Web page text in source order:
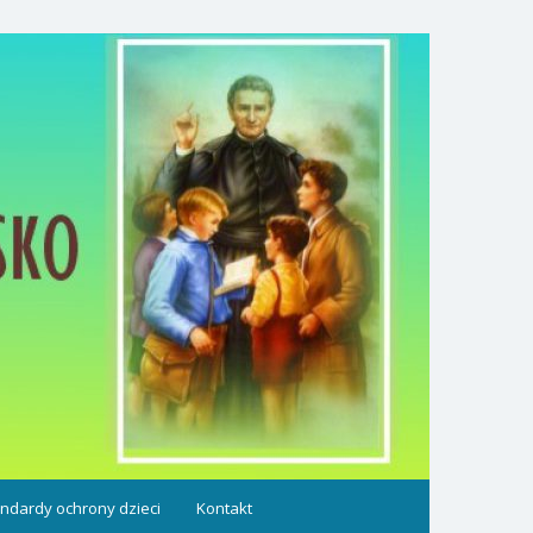
ochrony dzieci Kontakt